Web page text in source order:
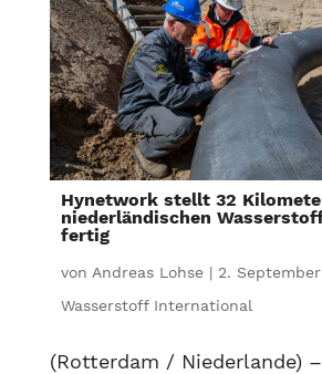
Hynetwork stellt 32
niederländischen
fertig
von Andreas Lohse| 2.
Wasserstoff International
(Rotterdam / Niederlande)